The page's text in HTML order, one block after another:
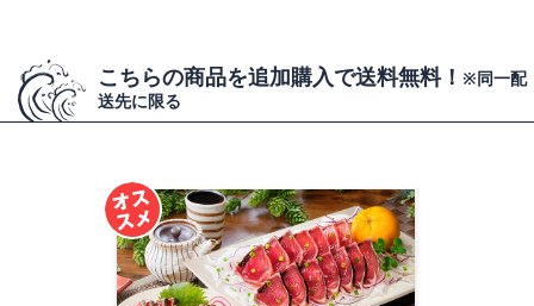
こちらの商品を追加購入で送料無料！ ※同一配
送先に限る